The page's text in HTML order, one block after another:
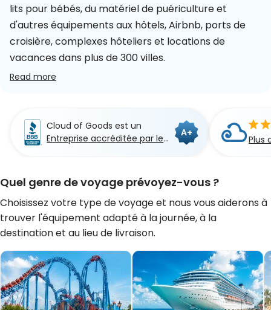
lits pour bébés, du matériel de puériculture et
d'autres équipements aux hôtels, Airbnb, ports de
croisière, complexes hôteliers et locations de
vacances dans plus de 300 villes.
Read more
Cloud of Goods est un
Entreprise accréditée par le
A+
Plus
Quel genre de voyage prévoyez-vous ?
Choisissez votre type de voyage et nous vous aiderons à
trouver l'équipement adapté à la journée, à la
destination et au lieu de livraison.